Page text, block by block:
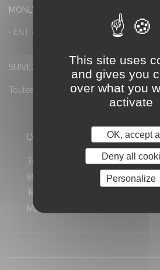
MONLYCEE.NET (ENT) – PRONOTE
ENT – Accès à PRONOTE
SUIVEZ-NOUS
Toutes les actualités
LYCÉE LOUIS ARMAND
32 rue Stéphane Proust
95600 Eaubonne
Téléphone : 01 34 06 10 30
Mail : ce.0951974e@ac-versailles.fr
This site uses
and gives you
over what you
activate
OK, accept all
Deny all
Personalize